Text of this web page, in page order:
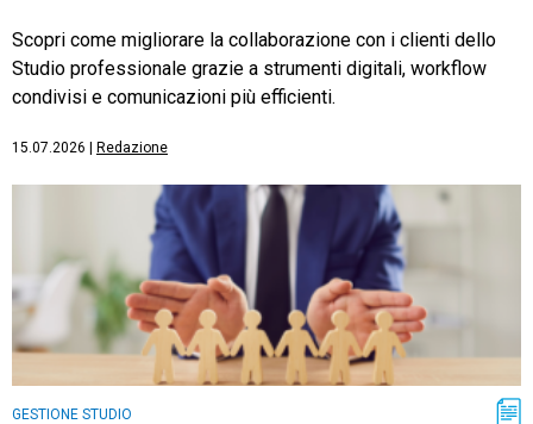
Scopri come migliorare la collaborazione con i clienti dello
Studio professionale grazie a strumenti digitali, workflow
condivisi e comunicazioni più efficienti.
15.07.2026 Redazione
GESTIONE STUDIO